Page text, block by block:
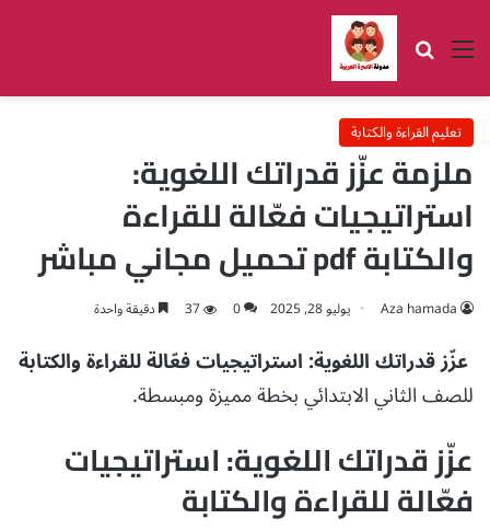
القائمة بحث عن
تعليم القراءة والكتابة
ملزمة عزّز قدراتك اللغوية:
استراتيجيات فعّالة للقراءة
والكتابة pdf تحميل مجاني مباشر
Aza hamada يوليو 28, 2025 0
37 دقيقة واحدة
عزّز قدراتك اللغوية: استراتيجيات فعّالة للقراءة والكتابة
للصف الثاني الابتدائي بخطة مميزة ومبسطة.
عزّز قدراتك اللغوية: استراتيجيات
فعّالة للقراءة والكتابة